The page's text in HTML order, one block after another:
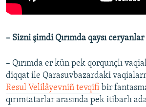
– Sizni şimdi Qırımda qaysı ceryanlar
– Qırımda er kün pek qorqunçlı
diqqat ile Qarasuvbazardaki
Resul Velilâyevniñ tevqifi bir
qırımtatarlar arasında pek itibarlı